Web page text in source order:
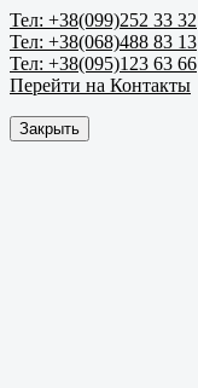
Тел: +38(099)252 33 32
Тел: +38(068)488 83 13
Тел: +38(095)123 63 66
Перейти на Контакты
Закрыть